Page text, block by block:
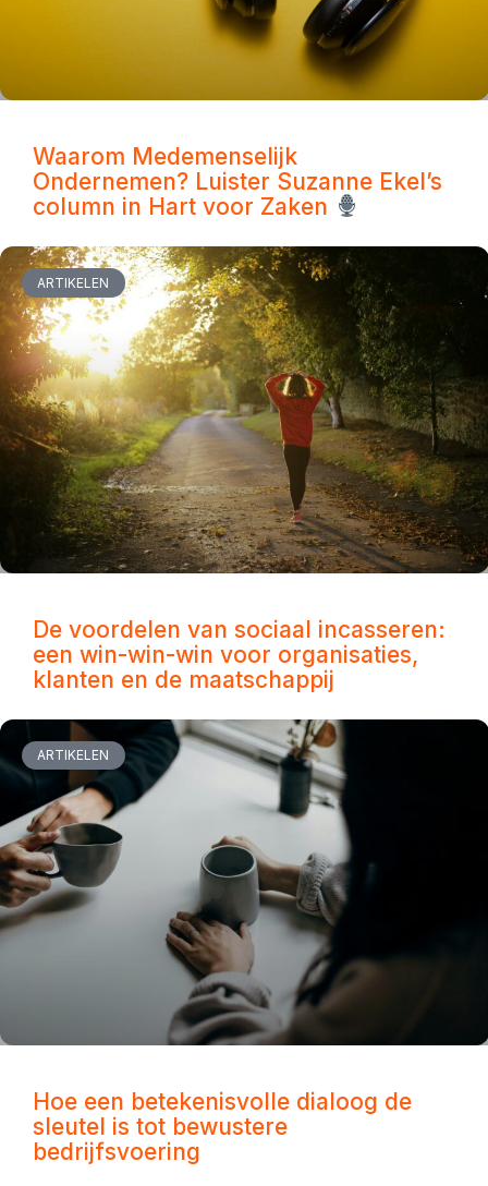
Waarom Medemenselijk
Ondernemen? Luister Suzanne Ekel’s
column in Hart voor Zaken
ARTIKELEN
De voordelen van sociaal incasseren:
een win-win-win voor organisaties,
klanten en de maatschappij
ARTIKELEN
Hoe een betekenisvolle dialoog de
sleutel is tot bewustere
bedrijfsvoering